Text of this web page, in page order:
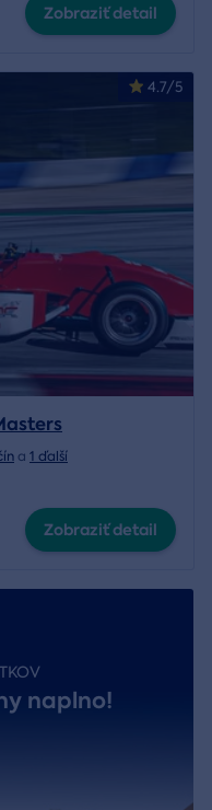
Zobraziť detail
4.7/5
a 1 ďalší
Zobraziť detail
naplno!